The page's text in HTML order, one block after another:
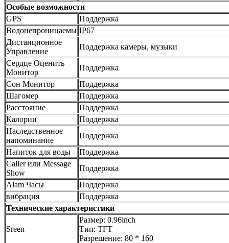
Особые возможности
GPS
Поддержка
Водонепроницаемы IP67
Дистанционное
Управление
Поддержка камеры, музыки
Сердце Оценить
Монитор
Поддержка
Сон Монитор
Поддержка
Шагомер
Поддержка
Расстояние
Поддержка
Калории
Поддержка
Наследственное
напоминание
Поддержка
Напиток для воды
Поддержка
Caller или Message
Show
Поддержка
Alam Часы
Поддержка
вибрация
Поддержка
Технические характеристики
Sreen
Размер: 0.96inch
Тип: TFT
Разрешение: 80 * 160